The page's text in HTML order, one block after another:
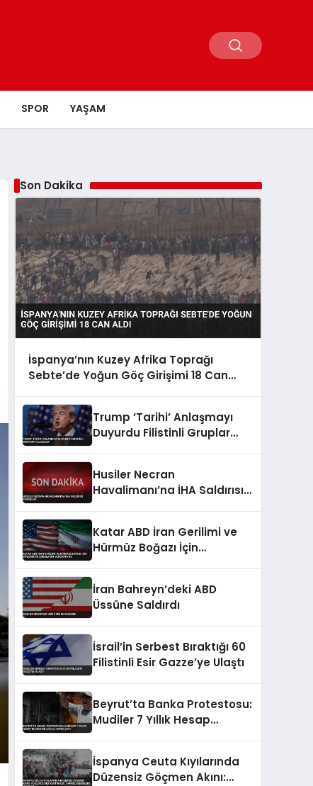
SPOR YAŞAM
Son Dakika
İspanya’nın Kuzey Afrika Toprağı
Sebte’de Yoğun Göç Girişimi 18 Can
Trump ‘Tarihi’ Anlaşmayı
Duyurdu Filistinli Gruplar
Husiler Necran
Havalimanı’na İHA Saldırısı
Katar ABD İran Gerilimi ve
Hürmüz Boğazı İçin
İran Bahreyn’deki ABD
Üssüne Saldırdı
İsrail’in Serbest Bıraktığı 60
Filistinli Esir Gazze’ye Ulaştı
Beyrut’ta Banka Protestosu:
Mudiler 7 Yıllık Hesap
İspanya Ceuta Kıyılarında
Düzensiz Göçmen Akını: